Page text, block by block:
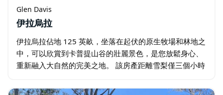
Glen Davis
伊拉烏拉
伊拉烏拉佔地 125 英畝，坐落在起伏的原生牧場和林地之
中，可以欣賞到卡普提山谷的壯麗景色，是您放鬆身心、
重新融入大自然的完美之地。 該房產距離雪梨僅三個小時
泳池和燒烤平台。 住宿設施齊全…